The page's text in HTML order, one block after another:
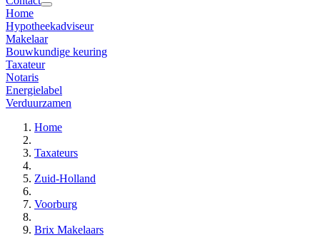
Home
Hypotheekadviseur
Makelaar
Bouwkundige keuring
Taxateur
Notaris
Energielabel
Verduurzamen
Home
Taxateurs
Zuid-Holland
Voorburg
Brix Makelaars